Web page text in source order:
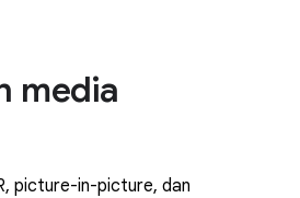
media
picture-in-picture, dan